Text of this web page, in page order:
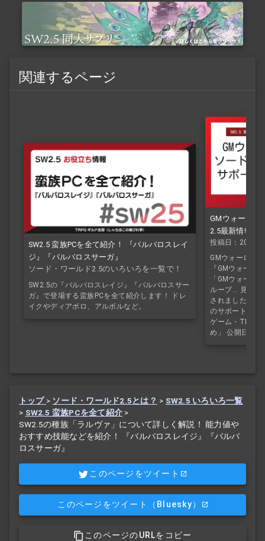
関連するページ
SW2.5 蛮族PCを全て紹介！ 『バルバロスレイ
ジ』『バルバロスサーガ』
ソード・ワールド2.5のいろいろを一覧で！
SW2.5の『バルバロスレイジ』『バルバロスサー
ガ』で登場する蛮族PCを全て紹介します！ ドレ
イクやディアボロ、アルボルなど。
GMウォーロッ
2.5最新情報 サ
投稿日：2024/
GMウォーロッ
『GMウォーロ
「GMウォーロ
ループ... 見出
されました！」
のサポートも！
ゲーム・TRPG
め」 公開日：
トップ > ソード・ワールド2.5とは？ > SW2.5 いろいろ一覧
> SW2.5 蛮族PCを全て紹介 >
SW2.5の種族「ラルヴァ」について詳しく解説！ 能力値や
おすすめ技能などを紹介！ 『バルバロスレイジ』『バルバ
ロスサーガ』
このページをツイート
このページをツイート （Bluesky）
このページのURLをコピー